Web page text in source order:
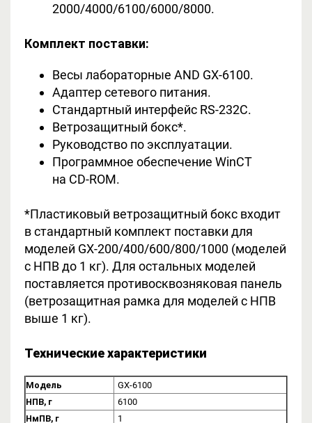
2000/4000/6100/6000/8000.
Комплект поставки:
Весы лабораторные AND GX-6100.
Адаптер сетевого питания.
Стандартный интерфейс RS-232C.
Ветрозащитный бокс*.
Руководство по эксплуатации.
Программное обеспечение WinCT
на CD-ROM.
*Пластиковый ветрозащитный бокс входит
в стандартный комплект поставки для
моделей GX-200/400/600/800/1000 (моделей
с НПВ до 1 кг). Для остальных моделей
поставляется противосквозняковая панель
(ветрозащитная рамка для моделей с НПВ
выше 1 кг).
Технические характеристики
Модель
GX-6100
НПВ, г
6100
НмПВ, г
1